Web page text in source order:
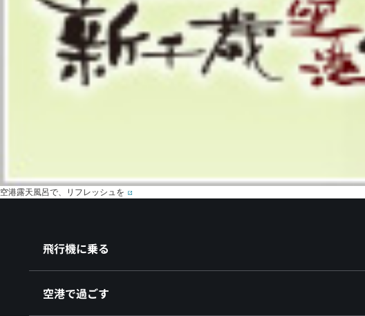
空港露天風呂で、リフレッシュを
飛行機に乗る
空港で過ごす